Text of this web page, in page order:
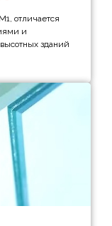
отличается
и
зданий